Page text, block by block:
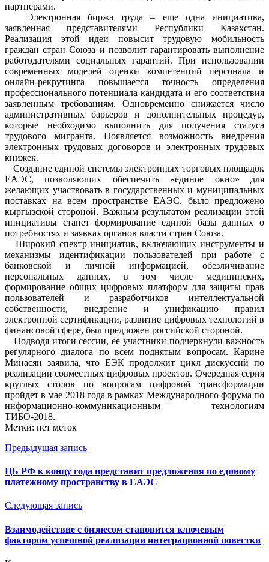
партнерами.
Электронная биржа труда – еще одна инициатива,
заявленная представителями Республики Казахстан.
Реализация этой идеи повысит трудовую мобильность
граждан стран Союза и позволит гарантировать выполнение
работодателями социальных гарантий. При использовании
современных моделей оценки компетенций персонала и
онлайн-рекрутинга повышается точность определения
профессионального потенциала кандидата и его соответствия
заявленным требованиям. Одновременно снижается число
административных барьеров и дополнительных процедур,
которые необходимо выполнить для получения статуса
трудового мигранта. Появляется возможность внедрения
электронных трудовых договоров и электронных трудовых
книжек.
Создание единой системы электронных торговых площадок
ЕАЭС, позволяющих обеспечить «единое окно» для
желающих участвовать в государственных и муниципальных
поставках на всем пространстве ЕАЭС, было предложено
кыргызской стороной. Важным результатом реализации этой
инициативы станет формирование единой базы данных о
потребностях и заявках органов власти стран Союза.
Широкий спектр инициатив, включающих инструменты и
механизмы идентификации пользователей при работе с
банковской и личной информацией, обезличивание
персональных данных, в том числе медицинских,
формирование общих цифровых платформ для защиты прав
пользователей и разработчиков интеллектуальной
собственности, внедрение и унификацию правил
электронной сертификации, развитие цифровых технологий в
финансовой сфере, был предложен российской стороной.
Подводя итоги сессии, ее участники подчеркнули важность
регулярного диалога по всем поднятым вопросам. Карине
Минасян заявила, что ЕЭК продолжит цикл дискуссий по
реализации совместных цифровых проектов. Очередная серия
круглых столов по вопросам цифровой трансформации
пройдет в мае 2018 года в рамках Международного форума по
информационно-коммуникационным технологиям
ТИБО-2018.
Метки: нет меток
Предыдущая запись
ЦБ РФ к концу года представит предложения по единому
платежному пространству в ЕАЭС
Следующая запись
Взаимодействие с бизнесом становится ключевым
фактором успешной реализации интеграционной повестки